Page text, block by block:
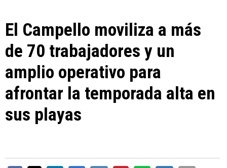
El Campello moviliza a más
de 70 trabajadores y un
amplio operativo para
afrontar la temporada alta en
sus playas